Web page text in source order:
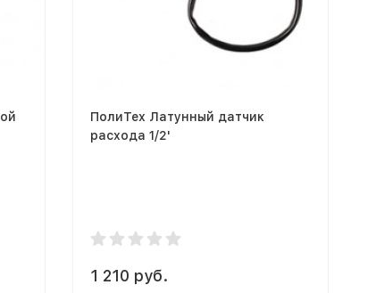
ПолиТех Латунный датчик
расхода 1/2'
1 210 руб.